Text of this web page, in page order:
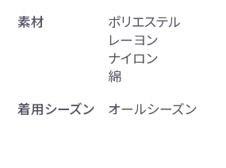
素材
ポリエステル
レーヨン
ナイロン
綿
着用シーズン
オールシーズン